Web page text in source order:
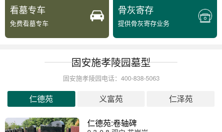
看墓专车
免费看墓专车
骨灰寄存
提供骨灰寄存业务
固安施孝陵园墓型
固安施孝陵园电话：400-838-5063
仁德苑 义富苑 仁泽苑
仁德苑:卷轴碑